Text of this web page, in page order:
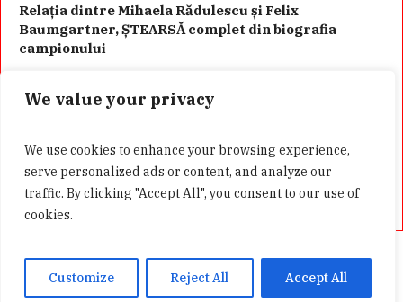
We value your privacy
We use cookies to enhance your browsing experience,
serve personalized ads or content, and analyze our
traffic. By clicking "Accept All", you consent to our use of
cookies.
Customize Reject All Accept All
Relația dintre Mihaela Rădulescu și Felix
Baumgartner, ȘTEARSĂ complet din biografia
campionului
Categorii
Acasă Confidentialitate GDPR
Presa Alternativa